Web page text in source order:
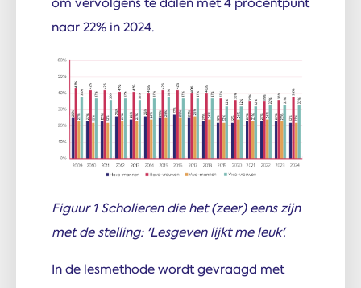
naar 22% in 2024.
Figuur 1 Scholieren die het (zeer) eens zijn
met de stelling: 'Lesgeven lijkt me leuk'.
In de lesmethode wordt gevraagd met